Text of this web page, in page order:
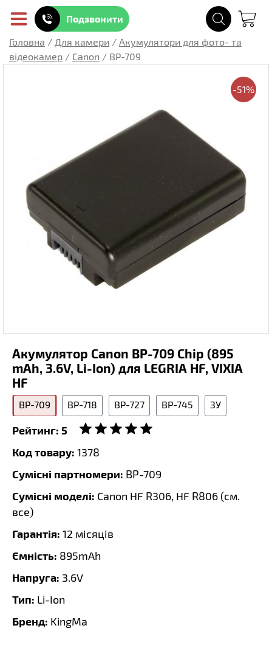
Подзвонити
Головна / Для камери / Акумулятори для фото- та
відеокамер / Canon / BP-709
-51%
Акумулятор Canon BP-709 Chip (895
mAh, 3.6V, Li-Ion) для LEGRIA HF, VIXIA
HF
BP-709 BP-718 BP-727 BP-745 ЗУ
Рейтинг: 5
Код товару: 1378
Сумісні партномери: BP-709
Сумісні моделі: Canon HF R306, HF R806 (см.
все)
Гарантія: 12 місяців
Ємність: 895mAh
Напруга: 3.6V
Тип: Li-Ion
Бренд: KingMa